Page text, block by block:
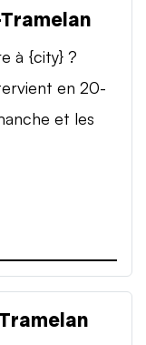
à {city} ?
en 20-
et les